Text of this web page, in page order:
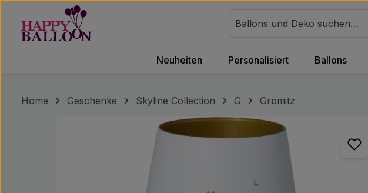
Hauptinhalt springen
Zur Suche springen
Zur Hauptnavigation springen
Neuheiten Personalisiert Ballons
Home Geschenke Skyline Collection G
Grömitz